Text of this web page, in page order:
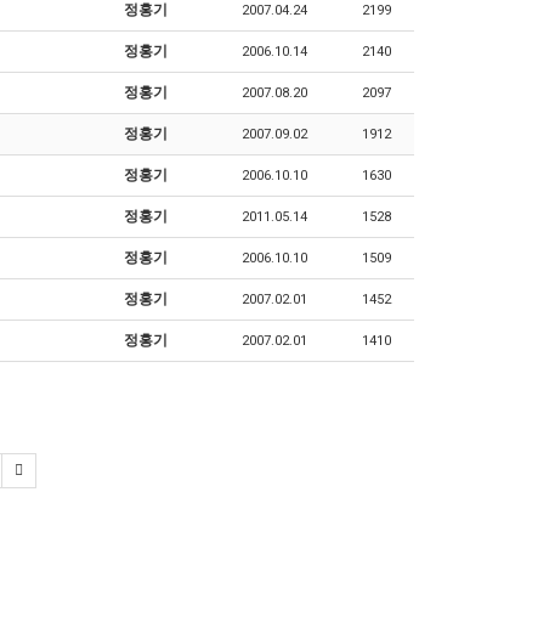
정홍기 2007.04.24 2199
정홍기 2006.10.14 2140
정홍기 2007.08.20 2097
정홍기 2007.09.02 1912
정홍기 2006.10.10 1630
정홍기 2011.05.14 1528
정홍기 2006.10.10 1509
정홍기 2007.02.01 1452
정홍기 2007.02.01 1410